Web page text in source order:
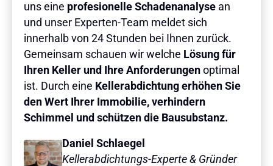
uns eine profesionelle Schadenanalyse an
und unser Experten-Team meldet sich
innerhalb von 24 Stunden bei Ihnen zurück.
Gemeinsam schauen wir welche Lösung für
Ihren Keller und Ihre Anforderungenoptimal
ist. Durch eine Kellerabdichtung erhöhen Sie
den Wert Ihrer Immobilie, verhindern
Schimmel und schützen die Bausubstanz.
Daniel Schlaegel
Kellerabdichtungs-Experte & Gründer